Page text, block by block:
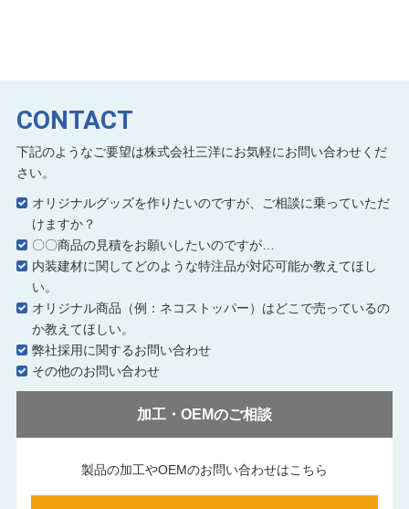
CONTACT
下記のようなご要望は株式会社三洋にお気軽にお問い合わせくだ
さい。
オリジナルグッズを作りたいのですが、ご相談に乗っていただ
けますか？
〇〇商品の見積をお願いしたいのですが…
内装建材に関してどのような特注品が対応可能か教えてほし
い。
オリジナル商品（例：ネコストッパー）はどこで売っているの
か教えてほしい。
弊社採用に関するお問い合わせ
その他のお問い合わせ
加工・OEMのご相談
製品の加工やOEMのお問い合わせはこちら